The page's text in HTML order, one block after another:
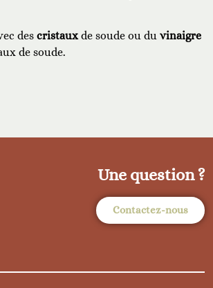
des cristauxde soude ou du vinaigre
de soude.
Une question ?
Contactez-nous